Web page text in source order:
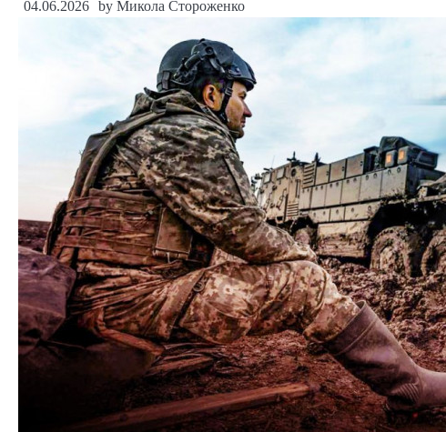
04.06.2026 by Микола Стороженко